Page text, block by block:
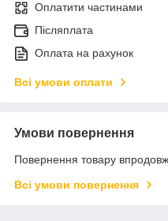
Оплатити частинами
Післяплата
Оплата на рахунок
Всі умови оплати
Умови повернення
Повернення товару
Всі умови повернення